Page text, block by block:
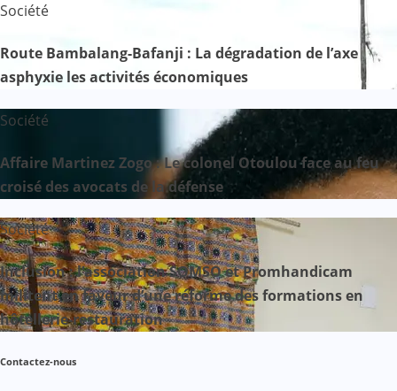
Société
Route Bambalang-Bafanji : La dégradation de l’axe
asphyxie les activités économiques
Société
Affaire Martinez Zogo : Le colonel Otoulou face au feu
croisé des avocats de la défense
Société
Inclusion : l’association SOMSO et Promhandicam
militent en faveur d’une réforme des formations en
hôtellerie-restauration
Contactez-nous